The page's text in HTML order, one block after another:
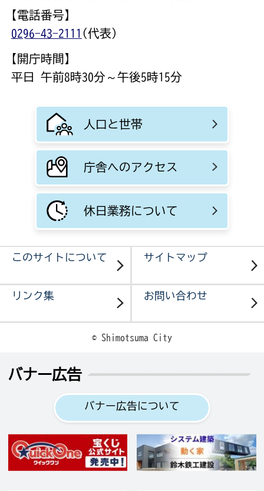
【電話番号】
0296-43-2111 (代表)
【開庁時間】
平日 午前8時30分～午後5時15分
人口と世帯
庁舎へのアクセス
休日業務について
このサイトについて サイトマップ
リンク集 お問い合わせ
© Shimotsuma City
バナー広告
バナー広告について